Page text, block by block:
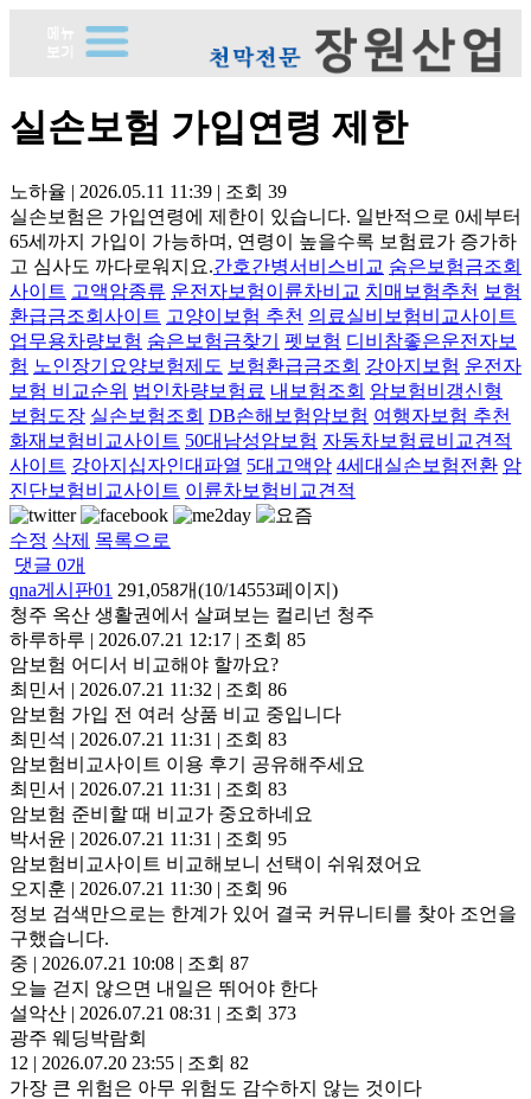
실손보험 가입연령 제한
노하율 | 2026.05.11 11:39 | 조회 39
실손보험은 가입연령에 제한이 있습니다. 일반적으로 0세부터
65세까지 가입이 가능하며, 연령이 높을수록 보험료가 증가하
고 심사도 까다로워지요.간호간병서비스비교 숨은보험금조회
사이트 고액암종류 운전자보험이륜차비교 치매보험추천 보험
환급금조회사이트 고양이보험 추천 의료실비보험비교사이트
업무용차량보험 숨은보험금찾기 펫보험 디비참좋은운전자보
험 노인장기요양보험제도 보험환급금조회 강아지보험 운전자
보험 비교순위 법인차량보험료 내보험조회 암보험비갱신형
보험도장 실손보험조회 DB손해보험암보험 여행자보험 추천
화재보험비교사이트 50대남성암보험 자동차보험료비교견적
사이트 강아지십자인대파열 5대고액암 4세대실손보험전환 암
진단보험비교사이트 이륜차보험비교견적
수정 삭제 목록으로
댓글 0개
qna게시판01 291,058개(10/14553페이지)
청주 옥산 생활권에서 살펴보는 컬리넌 청주
하루하루 | 2026.07.21 12:17 | 조회 85
암보험 어디서 비교해야 할까요?
최민서 | 2026.07.21 11:32 | 조회 86
암보험 가입 전 여러 상품 비교 중입니다
최민석 | 2026.07.21 11:31 | 조회 83
암보험비교사이트 이용 후기 공유해주세요
최민서 | 2026.07.21 11:31 | 조회 83
암보험 준비할 때 비교가 중요하네요
박서윤 | 2026.07.21 11:31 | 조회 95
암보험비교사이트 비교해보니 선택이 쉬워졌어요
오지훈 | 2026.07.21 11:30 | 조회 96
정보 검색만으로는 한계가 있어 결국 커뮤니티를 찾아 조언을
구했습니다.
중 | 2026.07.21 10:08 | 조회 87
오늘 걷지 않으면 내일은 뛰어야 한다
설악산 | 2026.07.21 08:31 | 조회 373
광주 웨딩박람회
12 | 2026.07.20 23:55 | 조회 82
가장 큰 위험은 아무 위험도 감수하지 않는 것이다